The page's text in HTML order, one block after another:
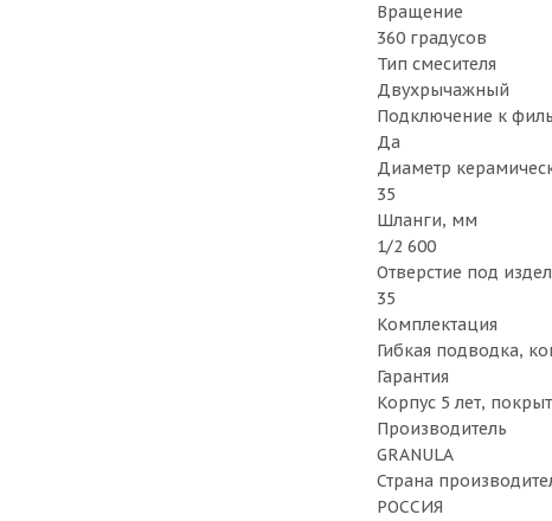
Вращение
360 градусов
Тип смесителя
Двухрычажный
Подключение к
Да
Диаметр
35
Шланги, мм
1/2 600
Отверстие под
35
Комплектация
Гибкая подводка,
Гарантия
Корпус 5 лет,
Производитель
GRANULA
Страна
РОССИЯ